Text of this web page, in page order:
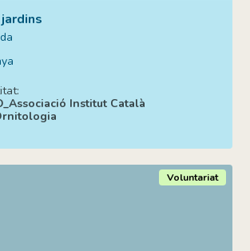
Institut Català
Voluntariat